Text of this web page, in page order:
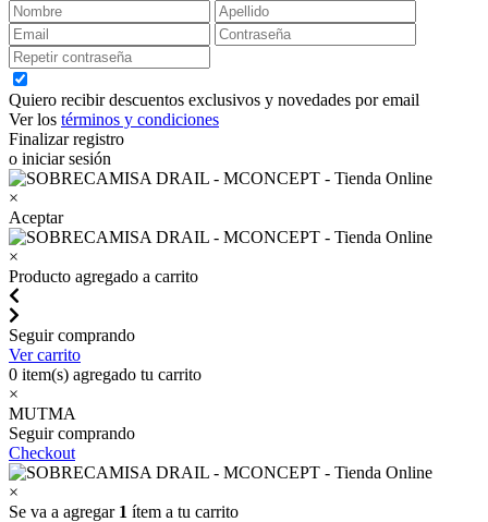
Quiero recibir descuentos exclusivos y novedades por email
Ver los términos y condiciones
Finalizar registro
o iniciar sesión
×
Aceptar
×
Producto agregado a carrito
Seguir comprando
Ver carrito
0 item(s) agregado tu carrito
×
MUTMA
Seguir comprando
Checkout
×
Se va a agregar 1 ítem a tu carrito